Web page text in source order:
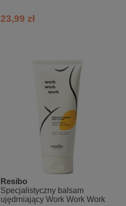
23,99 zł
Resibo
Specjalistyczny balsam
ujędrniający Work Work Work